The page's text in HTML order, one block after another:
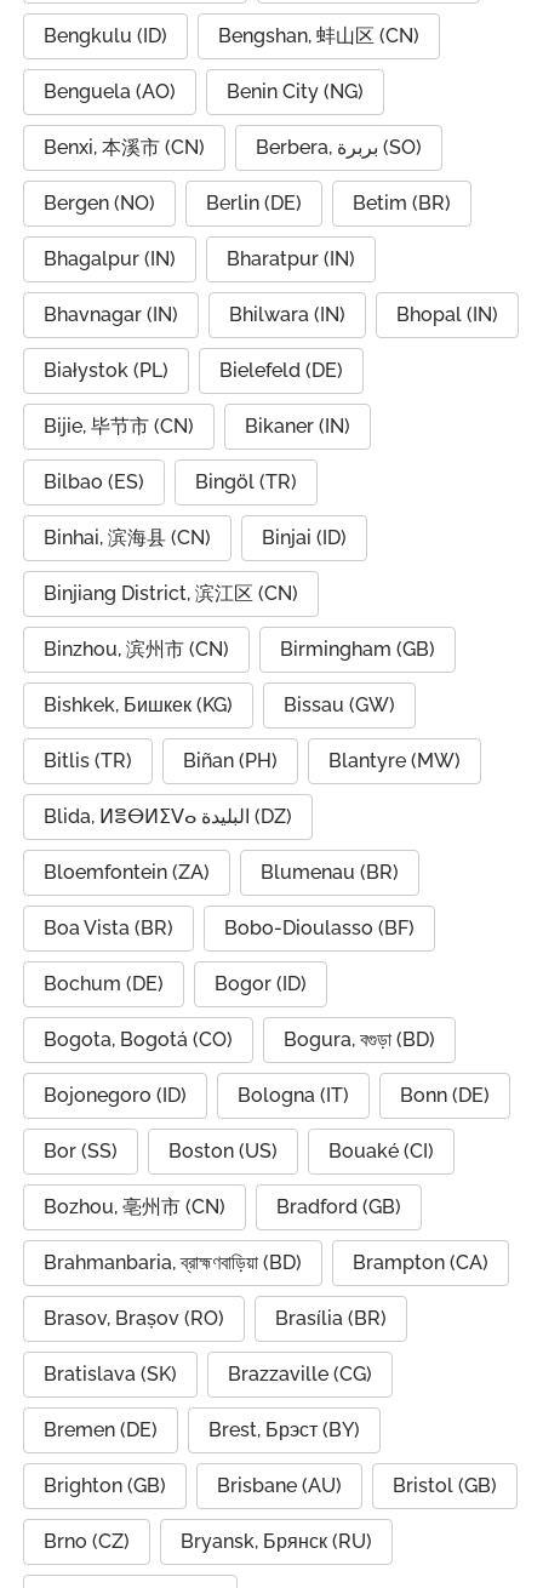
Bengkulu (ID) Bengshan, 蚌山区 (CN)
Benguela (AO) Benin City (NG)
Benxi, 本溪市 (CN) Berbera, بربرة (SO)
Bergen (NO) Berlin (DE) Betim (BR)
Bhagalpur (IN) Bharatpur (IN)
Bhavnagar (IN) Bhilwara (IN) Bhopal (IN)
Białystok (PL) Bielefeld (DE)
Bijie, 毕节市 (CN) Bikaner (IN)
Bilbao (ES) Bingöl (TR)
Binhai, 滨海县 (CN) Binjai (ID)
Binjiang District, 滨江区 (CN)
Binzhou, 滨州市 (CN) Birmingham (GB)
Bishkek, Бишкек (KG) Bissau (GW)
Bitlis (TR) Biñan (PH) Blantyre (MW)
Blida, ⵍⴻⴱⵍⵉⴸⴰ البليدة (DZ)
Bloemfontein (ZA) Blumenau (BR)
Boa Vista (BR) Bobo-Dioulasso (BF)
Bochum (DE) Bogor (ID)
Bogota, Bogotá (CO) Bogura, বগুড়া (BD)
Bojonegoro (ID) Bologna (IT) Bonn (DE)
Bor (SS) Boston (US) Bouaké (CI)
Bozhou, 亳州市 (CN) Bradford (GB)
Brahmanbaria, ব্রাহ্মণবাড়িয়া (BD) Brampton (CA)
Brasov, Brașov (RO) Brasília (BR)
Bratislava (SK) Brazzaville (CG)
Bremen (DE) Brest, Брэст (BY)
Brighton (GB) Brisbane (AU) Bristol (GB)
Brno (CZ) Bryansk, Брянск (RU)